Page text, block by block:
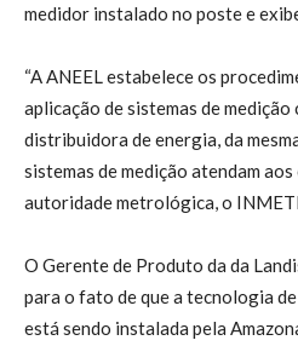
medidor instalado no poste e
“A ANEEL estabelece os
aplicação de sistemas de
distribuidora de energia, da
sistemas de medição atendam
autoridade metrológica, o
O Gerente de Produto da da
para o fato de que a tecnologia
está sendo instalada pela